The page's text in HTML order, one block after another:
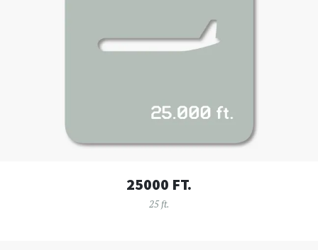
25000 FT.
25 ft.